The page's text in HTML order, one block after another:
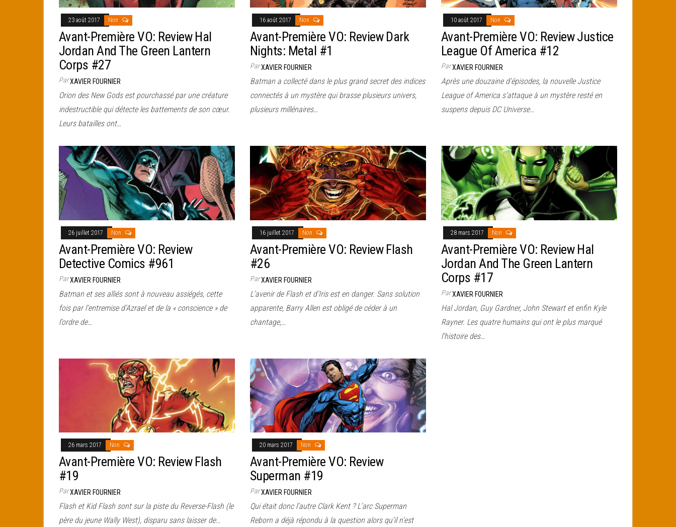
23 août 2017 Non
Avant-Première VO: Review Hal
Jordan And The Green Lantern
Corps #27
ParXAVIER FOURNIER
Orion des New Gods est pourchassé par une créature
indestructible qui détecte les battements de son cœur.
Leurs batailles ont…
16 août 2017 Non
Avant-Première VO: Review Dark
Nights: Metal #1
ParXAVIER FOURNIER
Batman a collecté dans le plus grand secret des indices
connectés à un mystère qui brasse plusieurs univers,
plusieurs millénaires…
10 août 2017 Non
Avant-Première VO: Review Justice
League Of America #12
ParXAVIER FOURNIER
Après une douzaine d’épisodes, la nouvelle Justice
League of America s’attaque à un mystère resté en
suspens depuis DC Universe…
26 juillet 2017 Non
Avant-Première VO: Review
Detective Comics #961
ParXAVIER FOURNIER
Batman et ses alliés sont à nouveau assiégés, cette
fois par l’entremise d’Azrael et de la « conscience » de
l’ordre de…
16 juillet 2017 Non
Avant-Première VO: Review Flash
#26
ParXAVIER FOURNIER
L’avenir de Flash et d’Iris est en danger. Sans solution
apparente, Barry Allen est obligé de céder à un
chantage,…
28 mars 2017 Non
Avant-Première VO: Review Hal
Jordan And The Green Lantern
Corps #17
ParXAVIER FOURNIER
Hal Jordan, Guy Gardner, John Stewart et enfin Kyle
Rayner. Les quatre humains qui ont le plus marqué
l’histoire des…
26 mars 2017 Non
Avant-Première VO: Review Flash
#19
ParXAVIER FOURNIER
Flash et Kid Flash sont sur la piste du Reverse-Flash (le
père du jeune Wally West), disparu sans laisser de…
20 mars 2017 Non
Avant-Première VO: Review
Superman #19
ParXAVIER FOURNIER
Qui était donc l’autre Clark Kent ? L’arc Superman
Reborn a déjà répondu à la question alors qu’il n’est